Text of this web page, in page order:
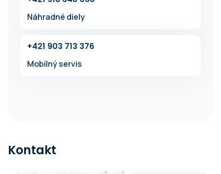
Náhradné diely
+421 903 713 376
Mobilný servis
Kontakt